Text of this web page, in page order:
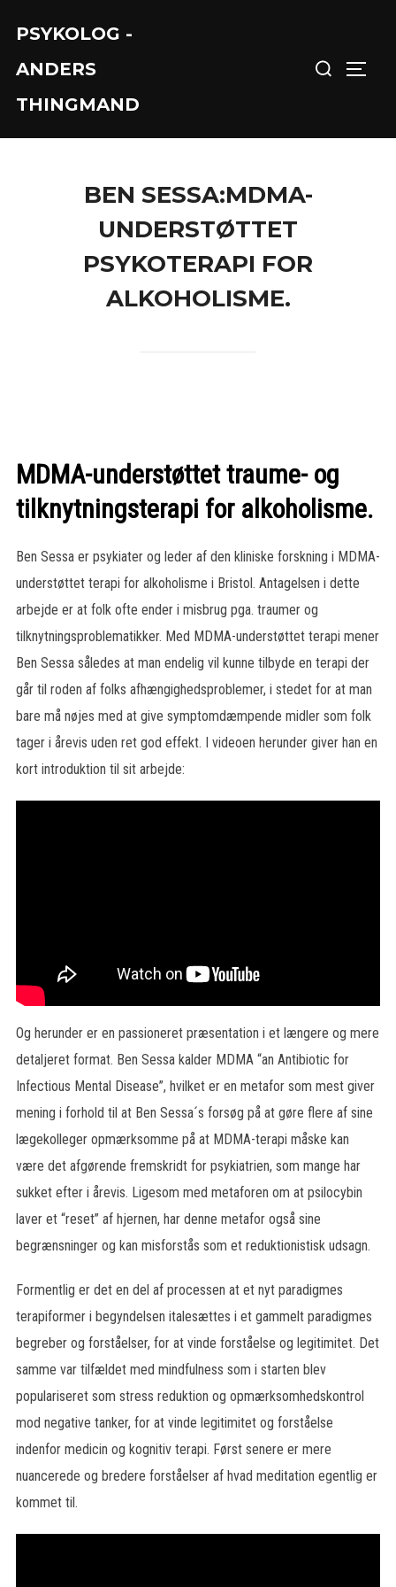
content
PSYKOLOG -
ANDERS
THINGMAND
for:
BEN SESSA:MDMA-
UNDERSTØTTET
PSYKOTERAPI FOR
ALKOHOLISME.
MDMA-understøttet traume- og
tilknytningsterapi for alkoholisme.
Ben Sessa er psykiater og leder af den kliniske forskning i MDMA-
understøttet terapi for alkoholisme i Bristol. Antagelsen i dette
arbejde er at folk ofte ender i misbrug pga. traumer og
tilknytningsproblematikker. Med MDMA-understøttet terapi mener
Ben Sessa således at man endelig vil kunne tilbyde en terapi der
går til roden af folks afhængighedsproblemer, i stedet for at man
bare må nøjes med at give symptomdæmpende midler som folk
tager i årevis uden ret god effekt. I videoen herunder giver han en
kort introduktion til sit arbejde:
Og herunder er en passioneret præsentation i et længere og mere
detaljeret format. Ben Sessa kalder MDMA “an Antibiotic for
Infectious Mental Disease”, hvilket er en metafor som mest giver
mening i forhold til at Ben Sessa´s forsøg på at gøre flere af sine
lægekolleger opmærksomme på at MDMA-terapi måske kan
være det afgørende fremskridt for psykiatrien, som mange har
sukket efter i årevis. Ligesom med metaforen om at psilocybin
laver et “reset” af hjernen, har denne metafor også sine
begrænsninger og kan misforstås som et reduktionistisk udsagn.
Formentlig er det en del af processen at et nyt paradigmes
terapiformer i begyndelsen italesættes i et gammelt paradigmes
begreber og forståelser, for at vinde forståelse og legitimitet. Det
samme var tilfældet med mindfulness som i starten blev
populariseret som stress reduktion og opmærksomhedskontrol
mod negative tanker, for at vinde legitimitet og forståelse
indenfor medicin og kognitiv terapi. Først senere er mere
nuancerede og bredere forståelser af hvad meditation egentlig er
kommet til.